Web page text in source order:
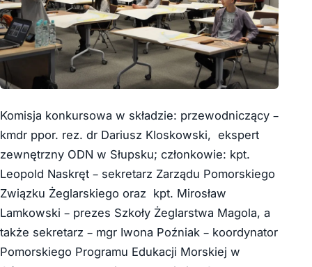
Komisja konkursowa w składzie: przewodniczący –
kmdr ppor. rez. dr Dariusz Kloskowski, ekspert
zewnętrzny ODN w Słupsku; członkowie: kpt.
Leopold Naskręt – sekretarz Zarządu Pomorskiego
Związku Żeglarskiego oraz kpt. Mirosław
Lamkowski – prezes Szkoły Żeglarstwa Magola, a
także sekretarz – mgr Iwona Poźniak – koordynator
Pomorskiego Programu Edukacji Morskiej w